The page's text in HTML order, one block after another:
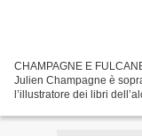
CHAMPAGNE E
Julien Champagne è
l’illustratore dei libri